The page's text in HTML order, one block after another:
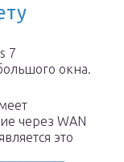
7
окна.
через WAN
это